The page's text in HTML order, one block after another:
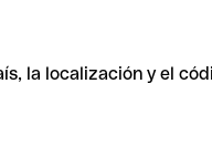
la localización y el